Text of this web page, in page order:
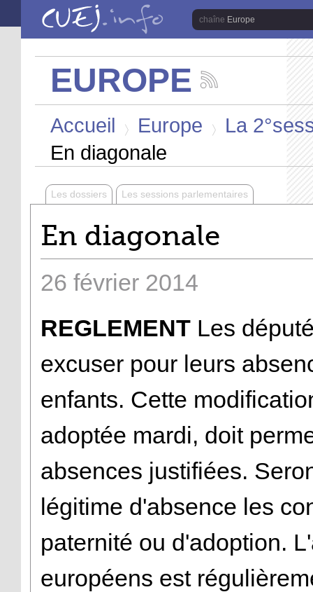
Aller au contenu principal
Europe
EUROPE
les
de
la
Accueil Europe
La
En diagonale
Les dossiers Les sessions parlementaires
En diagonale
26 février 2014
REGLEMENT Les
excuser pour leurs
enfants. Cette
adoptée mardi, doit
absences justifiées.
légitime d'absence les
paternité ou d'adoption.
européens est